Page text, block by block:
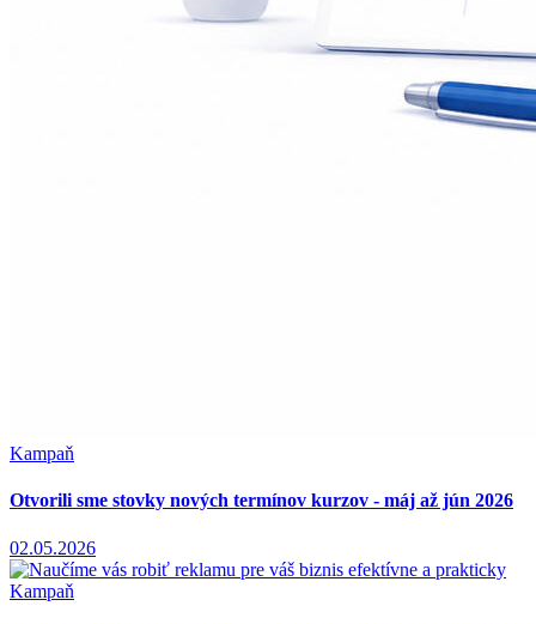
Kampaň
Otvorili sme stovky nových termínov kurzov - máj až jún 2026
02.05.2026
Kampaň